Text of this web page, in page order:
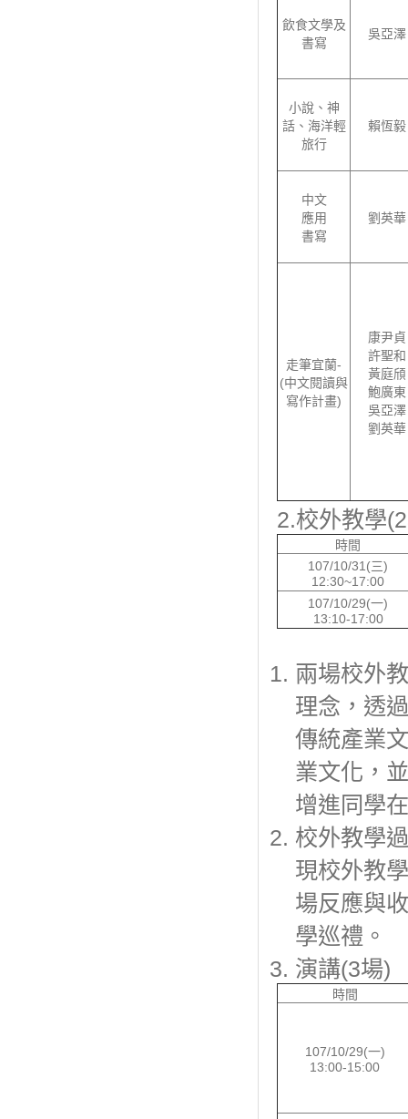
飲食文學及
書寫
吳亞澤
小說、神
話、海洋輕
旅行
賴恆毅
中文
應用
書寫
劉英華
走筆宜蘭-
(中文閱讀與
寫作計畫)
康尹貞
許聖和
黃庭頎
鮑廣東
吳亞澤
劉英華
2.校外教學
時間
107/10/31(三)
12:30~17:00
107/10/29(一)
13:10-17:00
兩場校外
理念，透
傳統產業
業文化，
增進同學
校外教學
現校外教
場反應與
學巡禮。
演講(3場)
時間
107/10/29(一)
13:00-15:00